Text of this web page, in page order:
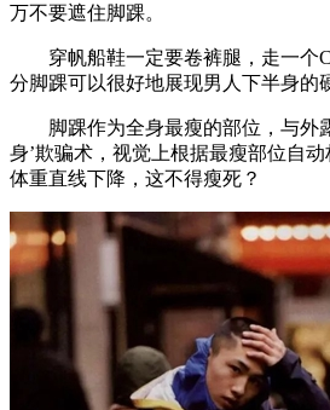
万不要遮住脚踝。
穿帆船鞋一定要卷裤腿，走一个
分脚踝可以很好地展现男人下半身的
脚踝作为全身最瘦的部位，与外
身’欺骗术，视觉上根据最瘦部位自
体重直线下降，这不得瘦死？